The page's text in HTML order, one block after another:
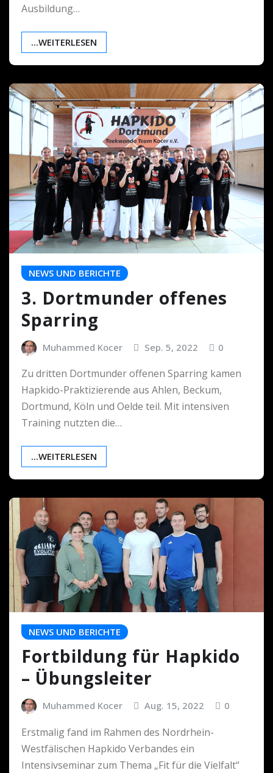
Ausbildung…
...WEITERLESEN
NEWS UND BERICHTE
3. Dortmunder offenes
Sparring
Muhammed Kocer Sep. 5, 2022 0
Zu dritten Dortmunder offenen Sparring kamen
Hapkido-Praktizierende aus Ahlen, Beckum,
Dortmund, Köln und Oelde teil. Mit intensiven
Training nutzten die…
...WEITERLESEN
NEWS UND BERICHTE
Fortbildung für Hapkido
– Übungsleiter
Muhammed Kocer Aug. 15, 2022 0
Erstmalig fand im Rahmen des Nordrhein-
Westfälischen Hapkido Verbandes ein
Intensivseminar zum Thema „Fit für die Vielfalt“